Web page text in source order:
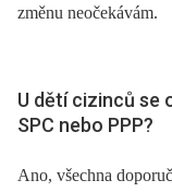
změnu neočekávám.
U dětí cizinců se
SPC nebo PPP?
Ano, všechna